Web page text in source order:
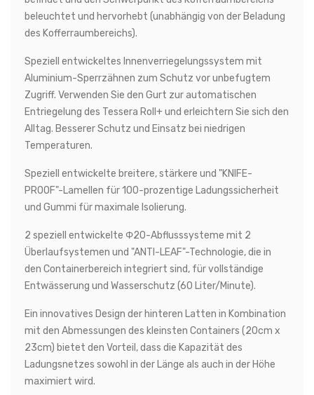
beleuchtet und hervorhebt (unabhängig von der Beladung
des Kofferraumbereichs).
Speziell entwickeltes Innenverriegelungssystem mit
Aluminium-Sperrzähnen zum Schutz vor unbefugtem
Zugriff. Verwenden Sie den Gurt zur automatischen
Entriegelung des Tessera Roll+ und erleichtern Sie sich den
Alltag. Besserer Schutz und Einsatz bei niedrigen
Temperaturen.
Speziell entwickelte breitere, stärkere und "KNIFE-
PROOF"-Lamellen für 100-prozentige Ladungssicherheit
und Gummi für maximale Isolierung.
2 speziell entwickelte Φ20-Abflusssysteme mit 2
Überlaufsystemen und "ANTI-LEAF"-Technologie, die in
den Containerbereich integriert sind, für vollständige
Entwässerung und Wasserschutz (60 Liter/Minute).
Ein innovatives Design der hinteren Latten in Kombination
mit den Abmessungen des kleinsten Containers (20cm x
23cm) bietet den Vorteil, dass die Kapazität des
Ladungsnetzes sowohl in der Länge als auch in der Höhe
maximiert wird.